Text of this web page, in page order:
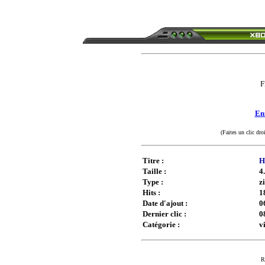
(Faites un clic
Titre :
Taille :
Type :
Hits :
Date d'ajout :
Dernier clic :
Catégorie :